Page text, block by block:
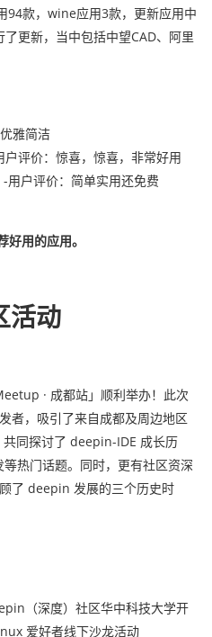
94款，wine应用3款，更新应用中
更新，当中包括中望CAD、阿里
雅简洁
评价：惊喜，惊喜，非常好用
用户评价：简单实用还免费
用的应用。
活动
· 成都站」顺利举办！此次
者，吸引了来自成都及周边地区
同探讨了 deepin-IDE 成长历
热门话题。同时，更有社区资深
了 deepin 发展的三个历史时
（深度）社区华中科技大学开
爱好者线下沙龙活动